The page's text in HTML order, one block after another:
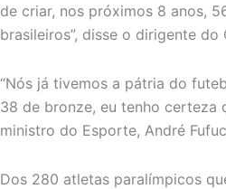
de criar, nos próximos 8 anos,
brasileiros”, disse o dirigente do
“Nós já tivemos a pátria do
38 de bronze, eu tenho certeza
ministro do Esporte, André
Dos 280 atletas paralímpicos